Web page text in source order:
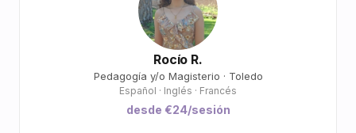
Rocío R.
Pedagogía y/o Magisterio · Toledo
Español · Inglés · Francés
desde €24/sesión